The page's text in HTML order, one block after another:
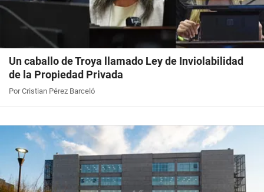
Un caballo de Troya llamado Ley de Inviolabilidad
de la Propiedad Privada
Por Cristian Pérez Barceló